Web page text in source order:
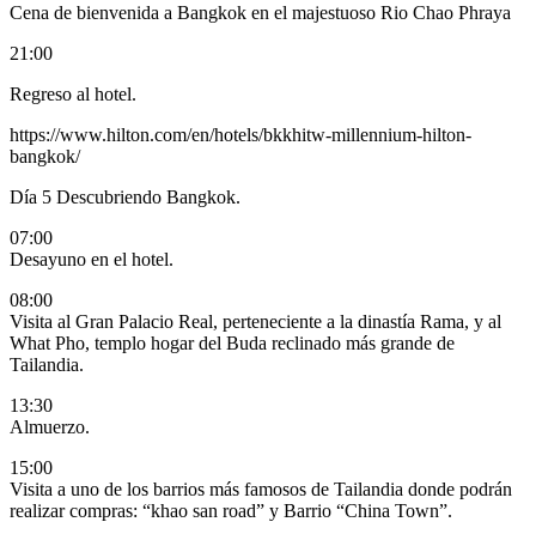
Cena de bienvenida a Bangkok en el majestuoso Rio Chao Phraya
21:00
Regreso al hotel.
https://www.hilton.com/en/hotels/bkkhitw-millennium-hilton-
bangkok/
Día 5 Descubriendo Bangkok.
07:00
Desayuno en el hotel.
08:00
Visita al Gran Palacio Real, perteneciente a la dinastía Rama, y al
What Pho, templo hogar del Buda reclinado más grande de
Tailandia.
13:30
Almuerzo.
15:00
Visita a uno de los barrios más famosos de Tailandia donde podrán
realizar compras: “khao san road” y Barrio “China Town”.